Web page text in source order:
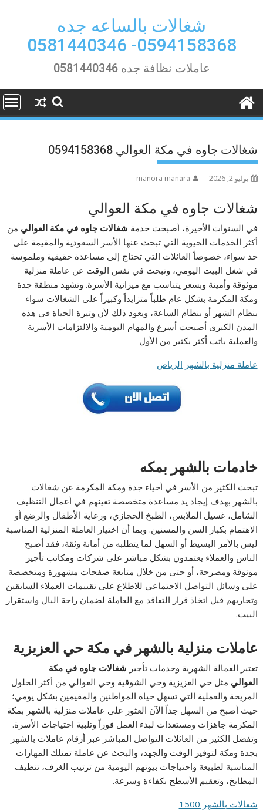
شغالات بالساعه جده
0594158368- 0581440346
عاملات نظافة جده 0581440346
شغالات جاوه في مكة العوالي 0594158368
يوليو 2, 2026 manora manara
شغالات جاوه في مكة العوالي
في السنوات الأخيرة، أصبحت خدمة شغالات جاوه في مكة العوالي من
أكثر الخدمات الحيوية التي تبحث عنها الأسر السعودية والمقيمة على
حد سواء، خصوصاً العائلات التي تحتاج إلى مساعدة حقيقية وملموسة
في شغل البيت اليومي، وتبحث في نفس الوقت عن عاملة منزلية
موثوقة وأمينة وبسعر يتناسب مع ميزانية الأسرة. وتشهد منطقة جدة
ومكة المكرمة بشكل عام طلباً متزايداً وكبيراً على الشغالات سواء
بنظام الشهر أو بنظام الساعة، ويعود ذلك لأن وتيرة الحياة في هذه
المدن الكبرى أصبحت أسرع والمهام اليومية والالتزامات الأسرية
والعملية باتت أكثر بكثير من الأول
عاملة منزلية بالشهر الرياض
خادمات بالشهر بمكه
تبحث الكثير من الأسر في أحياء جدة ومكة المكرمة عن شغالات
بالشهر بهدف إيجاد يد مساعدة متخصصة تعينهم في أعمال التنظيف
الشامل، غسيل الملابس، الطبخ الحجازي، ورعاية الأطفال والرضع أو
الاهتمام بكبار السن والمسنين. وبما أن اختيار العاملة المنزلية المناسبة
ليس بالأمر البسيط أو السهل لما يتطلبه من أمانة وثقة، فقد أصبح
الناس والعملاء يعتمدون بشكل مباشر على شركات ومكاتب تأجير
موثوقة ومصرحة، أو حتى من خلال متابعة صفحات مشهورة ومتخصصة
على وسائل التواصل الاجتماعي للاطلاع على تقييمات العملاء السابقين
وتجاربهم قبل اتخاذ قرار التعاقد مع العاملة لضمان راحة البال واستقرار
البيت.
عاملات منزلية بالشهر في مكة حي العزيزية
تعتبر العمالة الشهرية وخدمات تأجير شغالات جاوه في مكة
العوالي مثل حي العزيزية وحي الشوقية وحي العوالي من أكثر الحلول
المريحة والعملية التي تسهل حياة المواطنين والمقيمين بشكل يومي؛
حيث أصبح من السهل جداً الآن العثور على عاملات منزلية بالشهر بمكة
المكرمة جاهزات ومستعدات لبدء العمل فوراً وتلبية احتياجات الأسرة.
وتفضل الكثير من العائلات التواصل المباشر عبر أرقام عاملات بالشهر
بجدة ومكة لتوفير الوقت والجهد، والبحث عن عاملة تمتلك المهارات
المناسبة لطبيعة واحتياجات بيوتهم اليومية من ترتيب الغرف، تنظيف
المطابخ، وتعقيم الأسطح بكفاءة وسرعة.
شغالات بالشهر 1500